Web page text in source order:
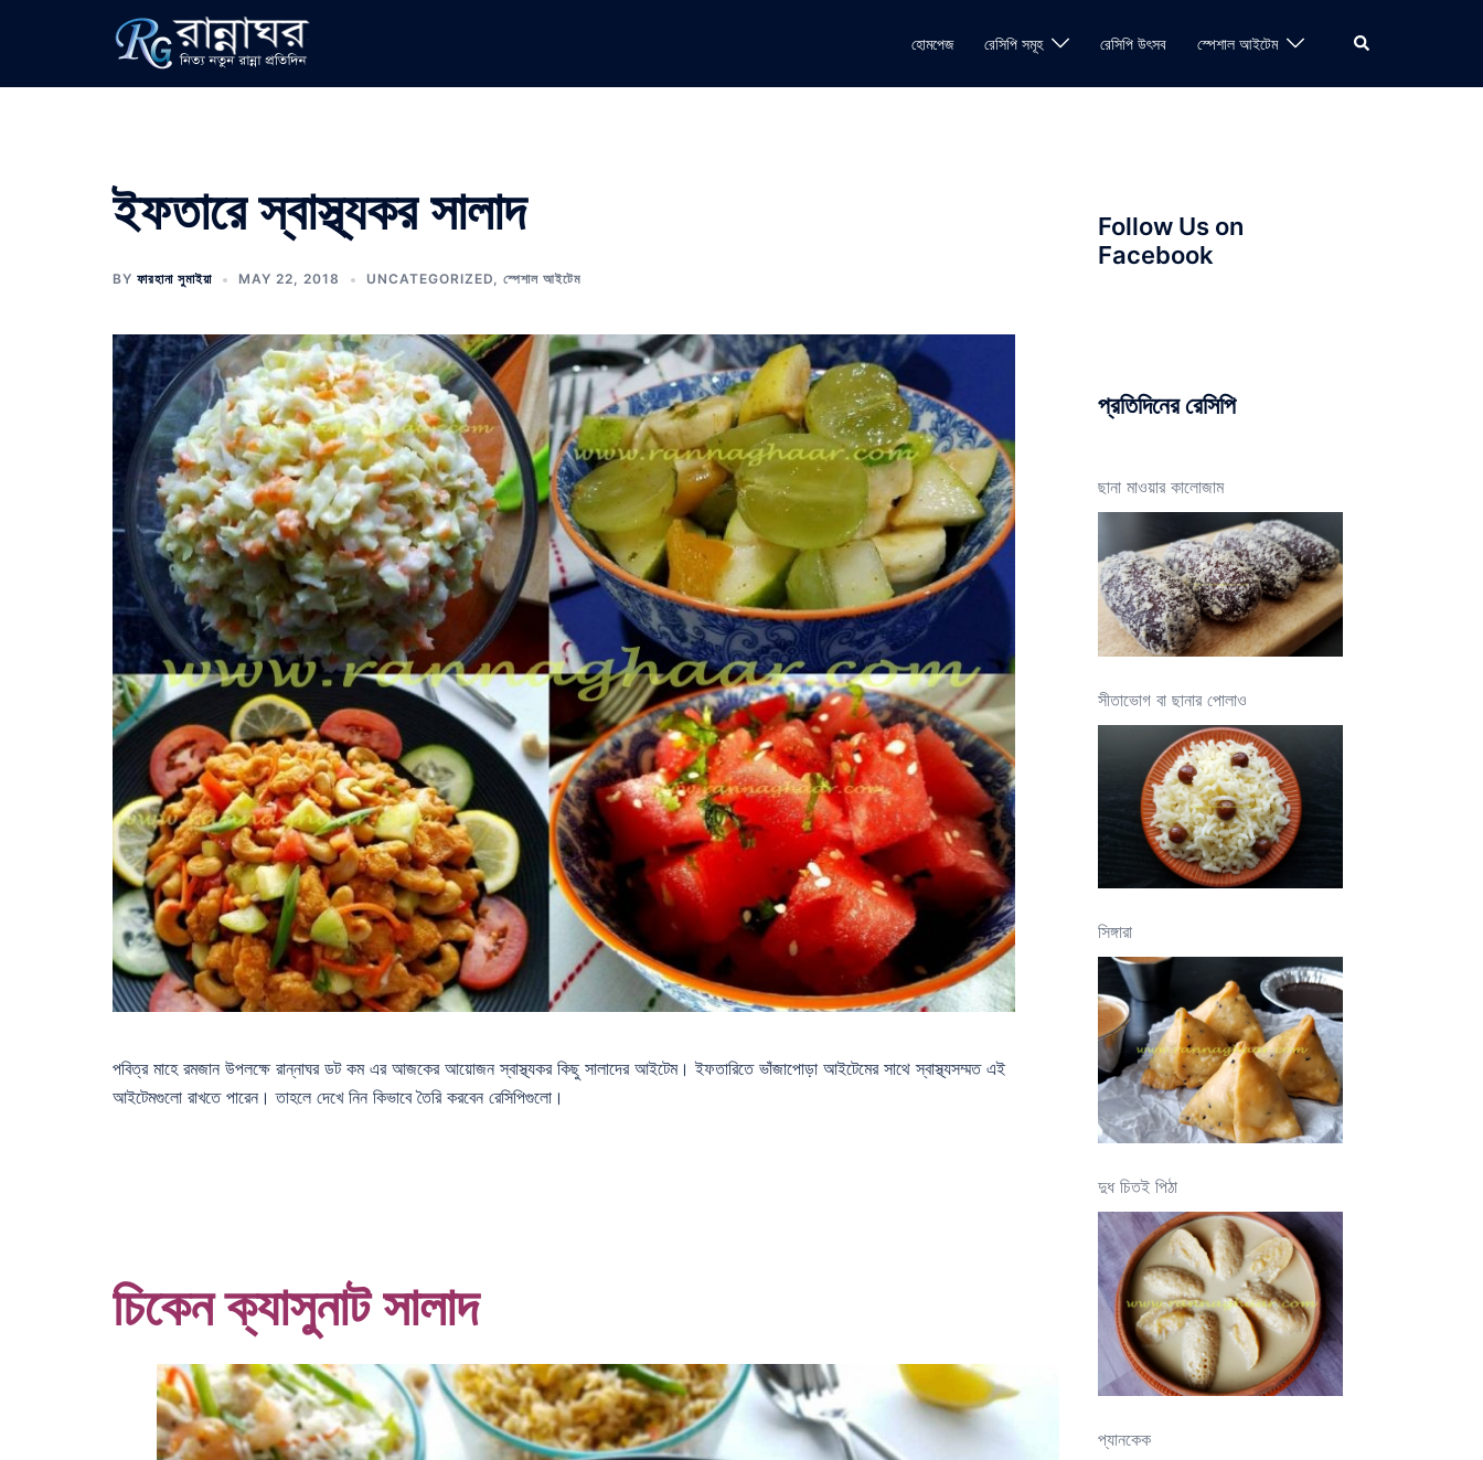
হোমপেজ রেসিপি সমূহ রেসিপি উৎসব স্পেশাল আইটেম Search
ইফতারে স্বাস্থ্যকর সালাদ
BY ফারহানা সুমাইয়া MAY 22, 2018 UNCATEGORIZED, স্পেশাল আইটেম
পবিত্র মাহে রমজান উপলক্ষে রান্নাঘর ডট কম এর আজকের আয়োজন স্বাস্থ্যকর কিছু সালাদের আইটেম। ইফতারিতে ভাঁজাপোড়া আইটেমের সাথে স্বাস্থ্যসম্মত এই
আইটেমগুলো রাখতে পারেন। তাহলে দেখে নিন কিভাবে তৈরি করবেন রেসিপিগুলো।
চিকেন ক্যাসুনাট সালাদ
Follow Us on
Facebook
প্রতিদিনের রেসিপি
ছানা মাওয়ার কালোজাম
সীতাভোগ বা ছানার পোলাও
সিঙ্গারা
দুধ চিতই পিঠা
প্যানকেক